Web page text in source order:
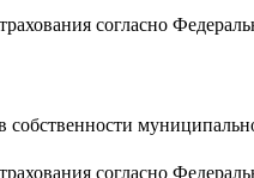
согласно
согласно